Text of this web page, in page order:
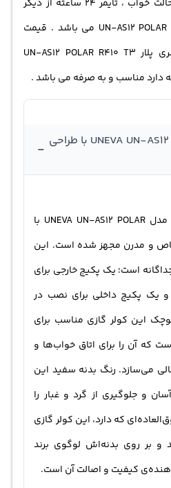
خوب آن لذت ببرید.به علاوه، کولر
گازی یونیوا UN-AS12 POLAR دارای ویژگی‌های دیگری نیز
افزایش می‌دهد. به‌عنوان مثال،
و تایمر ۲۴ ساعته از جمله ویژگی‌های کاربردی این
گازی استفاده کنند و در تنظیم
دستگاه انعطاف پذیر
که این دستگاه به‌صرفه‌ترین
به شما امکان می‌دهد تا از یک
لایه ها جلوگیری می کند . حالت خواب ، تایمر ۲۴ ساعته از دیگر
قیمت
یونیوا 12000 سری پلار UN-AS12 POLAR R410 T3
دارد مناسب و به صرفه می باشد .
کولر گازی مدل UNEVA UN-AS12 POLAR با طراحی -
محصول جذاب کولر گازی مدل UNEVA UN-AS12 POLAR با
طراحی خاص و مدرن مجهز شده است. این
است؛ یک پکیج خارجی برای
یک پکیج داخلی برای نصب در
این کولر گازی مناسب برای
مربع است که آن را برای اتاق خواب‌ها و
می‌سازد. رنگ بدنه سفید این
و جلوگیری از گرد و غبار را
که دارد، این کولر گازی
و بر روی بدنه‌اش لوگوی برند
کیفیت و اصالت آن است.